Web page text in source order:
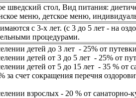
шведский стол, Вид питания:
меню, детское меню,
с 3-х лет. (с 3 до 5 лет - на
процедурами.
детей до 3 лет - 25% от
детей от 3 до 5 лет - 25% от
детей от 5 до 15 лет - 35 % от
за счет сокращения перечня
взрослых - 20 % от санаторно-